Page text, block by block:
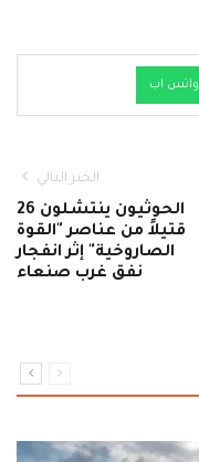
واتس اب
الخبر التالي
الحوثيون ينتشلون 26
قتيلاً من عناصر "القوة
الصاروخية" إثر انفجار
نفق غرب صنعاء